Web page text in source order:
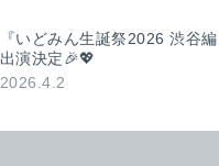
『いどみん生誕祭2026 渋谷
出演決定🎉💖
2026.4.2